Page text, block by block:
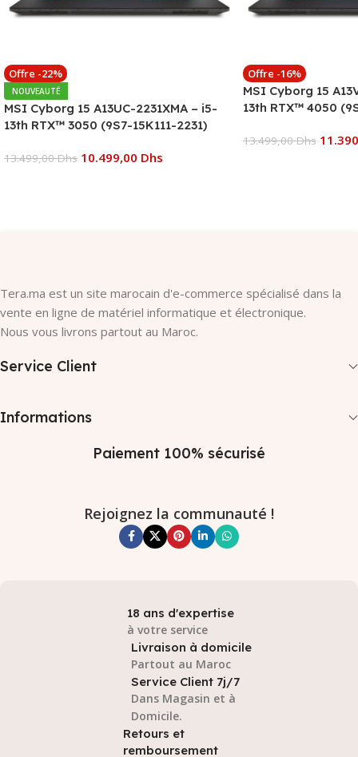
Offre -22%
NOUVEAUTÉ
MSI Cyborg 15 A13UC-2231XMA – i5-
13th RTX™ 3050 (9S7-15K111-2231)
13.499,00Dhs 10.499,00 Dhs
Offre -16%
MSI Cyborg 15
13th RTX™ 4050
13.499,00Dhs
Tera.ma est un site marocain d'e-commerce spécialisé dans la
vente en ligne de matériel informatique et électronique.
Nous vous livrons partout au Maroc.
Service Client
Informations
Paiement 100% sécurisé
Rejoignez la communauté !
18 ans d'expertise
à votre service
Livraison à domicile
Partout au Maroc
Service Client 7j/7
Dans Magasin et à
Domicile.
Retours et
remboursement